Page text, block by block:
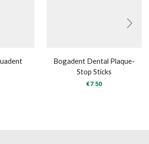
Bogadent Dental Plaque-
Stop Sticks
€7.50